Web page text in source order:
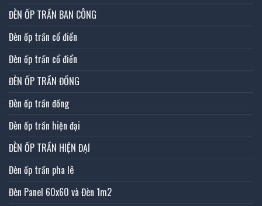
ĐÈN ỐP TRẦN BAN CÔNG
Đèn ốp trần cổ điển
Đèn ốp trần cổ điển
ĐÈN ỐP TRẦN ĐỒNG
Đèn ốp trần đồng
Đèn ốp trần hiện đại
ĐÈN ỐP TRẦN HIỆN ĐẠI
Đèn ốp trần pha lê
Đèn Panel 60x60 và Đèn 1m2